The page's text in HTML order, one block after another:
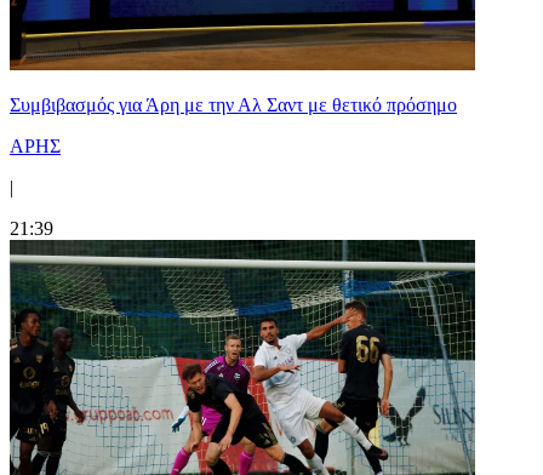
Συμβιβασμός για Άρη με την Αλ Σαντ με θετικό πρόσημο
ΑΡΗΣ
|
21:39